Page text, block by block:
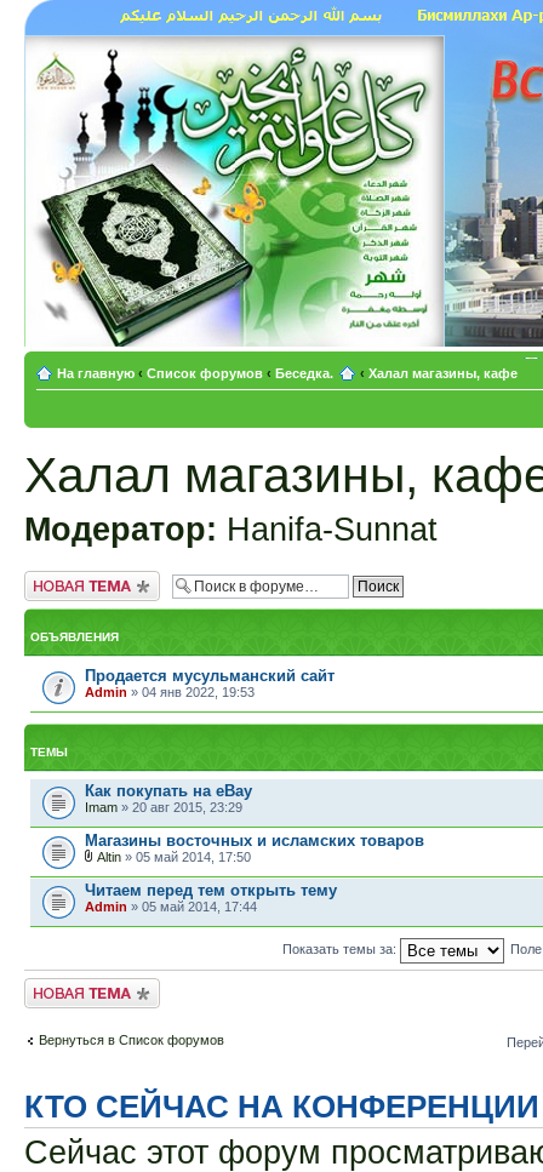
На главную ‹ Список форумов ‹ Беседка. ‹ Халал магазины, кафе
Халал магазины,
Модератор: Hanifa-Sunnat
Новая тема
ОБЪЯВЛЕНИЯ
Продается мусульманский сайт
Admin » 04 янв 2022, 19:53
ТЕМЫ
Как покупать на eBay
Imam » 20 авг 2015, 23:29
Магазины восточных и исламских товаров
Altin » 05 май 2014, 17:50
Читаем перед тем открыть тему
Admin » 05 май 2014, 17:44
Показать темы за:
Новая тема
Вернуться в Список форумов
КТО СЕЙЧАС НА КОНФЕРЕНЦИИ
Сейчас этот форум